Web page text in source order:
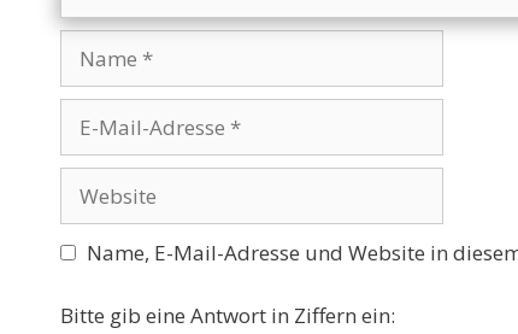
Name
Website
Name, E-Mail-Adresse und Website in
Bitte gib eine Antwort in Ziffern ein: